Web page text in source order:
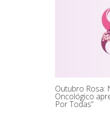
Outubro Rosa:
Oncológico
Por Todas”